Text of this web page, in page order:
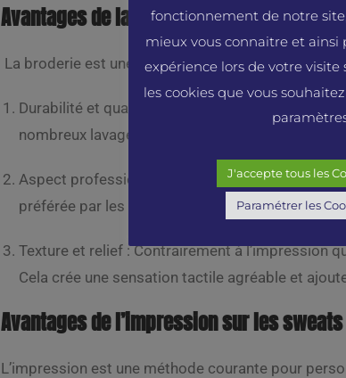
Avantages de la broderie sur les sweats
La broderie est une méthode classique et
Durabilité et qualité supérieures : La broderie
nombreux lavages sans se dégrader. Cela
Aspect professionnel : La broderie ajoute une
préférée par les entrepreneurs qui souhaitent
Texture et relief : Contrairement à l’impression
Cela crée une sensation tactile agréable et
Avantages de l’impression sur les
L’impression est une méthode courante pour
fonctionnement de notre
mieux vous connaitre et
expérience lors de votre visite
les cookies que vous
J'accepte tous les
Paramétrer les